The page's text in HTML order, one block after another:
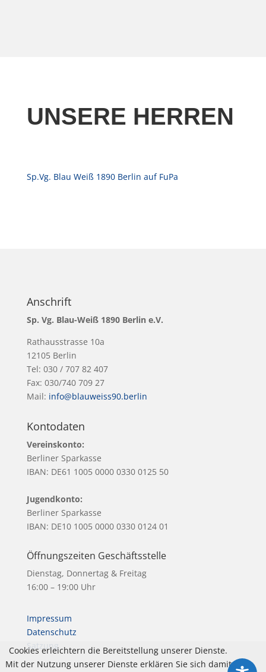
UNSERE HERREN
Sp.Vg. Blau Weiß 1890 Berlin auf FuPa
Anschrift
Sp. Vg. Blau-Weiß 1890 Berlin e.V.
Rathausstrasse 10a
12105 Berlin
Tel: 030 / 707 82 407
Fax: 030/740 709 27
Mail: info@blauweiss90.berlin
Kontodaten
Vereinskonto:
Berliner Sparkasse
IBAN: DE61 1005 0000 0330 0125 50
Jugendkonto:
Berliner Sparkasse
IBAN: DE10 1005 0000 0330 0124 01
Öffnungszeiten Geschäftsstelle
Dienstag, Donnertag & Freitag
16:00 – 19:00 Uhr
Impressum
Datenschutz
Satzung
Cookies erleichtern die Bereitstellung unserer Dienste.
Mit der Nutzung unserer Dienste erklären Sie sich damit